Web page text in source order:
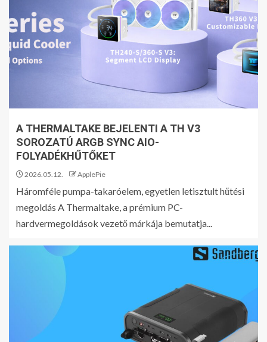
A THERMALTAKE BEJELENTI A TH V3
SOROZATÚ ARGB SYNC AIO-
FOLYADÉKHŰTŐKET
2026.05.12. ApplePie
Háromféle pumpa-takaróelem, egyetlen letisztult hűtési
megoldás A Thermaltake, a prémium PC-
hardvermegoldások vezető márkája bemutatja...